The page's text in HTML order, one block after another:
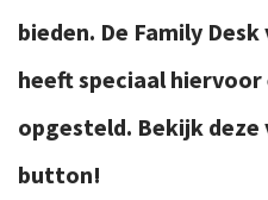
bieden. De Family
heeft speciaal
opgesteld. Bekijk
button!